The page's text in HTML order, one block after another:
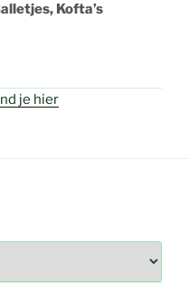
Kofta’s
je hier